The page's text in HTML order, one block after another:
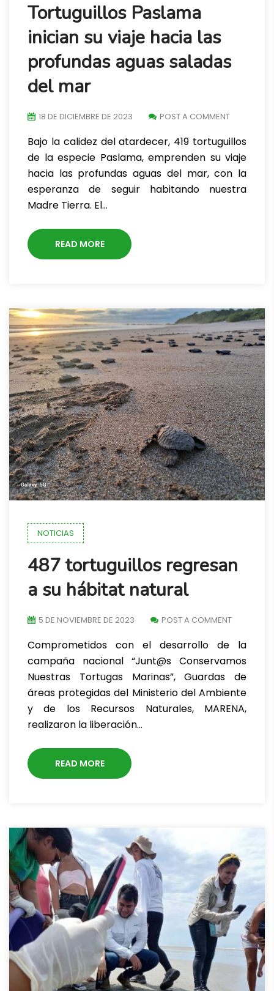
Tortuguillos Paslama
inician su viaje hacia las
profundas aguas saladas
del mar
18 DE DICIEMBRE DE 2023 POST A COMMENT
Bajo la calidez del atardecer, 419 tortuguillos
de la especie Paslama, emprenden su viaje
hacia las profundas aguas del mar, con la
esperanza de seguir habitando nuestra
Madre Tierra. El…
READ MORE
NOTICIAS
487 tortuguillos regresan
a su hábitat natural
5 DE NOVIEMBRE DE 2023 POST A COMMENT
Comprometidos con el desarrollo de la
campaña nacional “Junt@s Conservamos
Nuestras Tortugas Marinas”, Guardas de
áreas protegidas del Ministerio del Ambiente
y de los Recursos Naturales, MARENA,
realizaron la liberación…
READ MORE